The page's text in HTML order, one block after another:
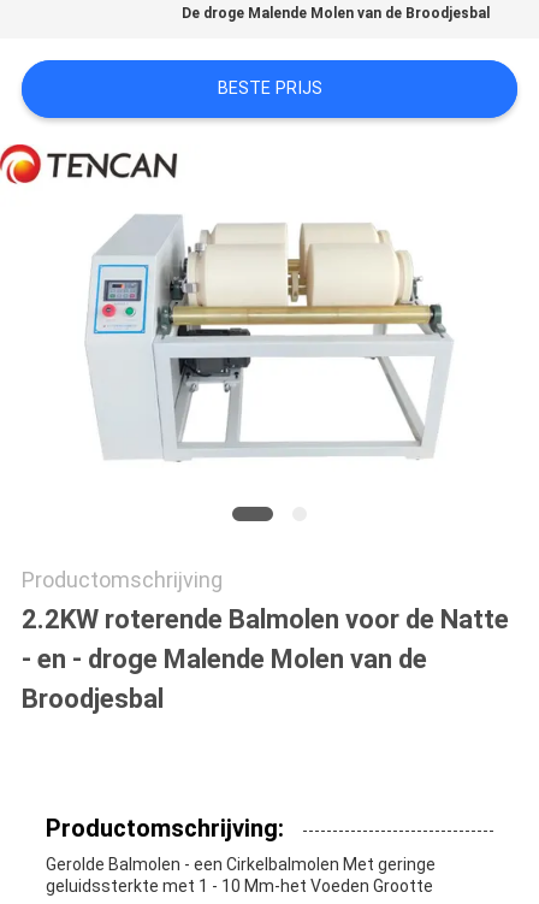
SITEMAP
PRIVACYBELEID
De droge Malende Molen van de Broodjesbal
BESTE PRIJS
Productomschrijving
2.2KW roterende Balmolen voor de Natte
- en - droge Malende Molen van de
Broodjesbal
Productomschrijving:
Gerolde Balmolen - een Cirkelbalmolen Met geringe
geluidssterkte met 1 - 10 Mm-het Voeden Grootte